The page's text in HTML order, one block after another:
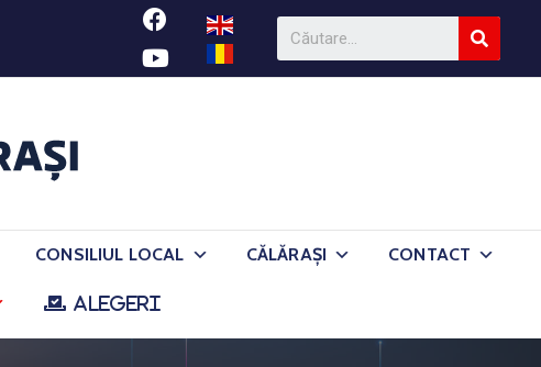
CONSILIUL LOCAL CĂLĂRAȘI CONTACT
ALEGERI